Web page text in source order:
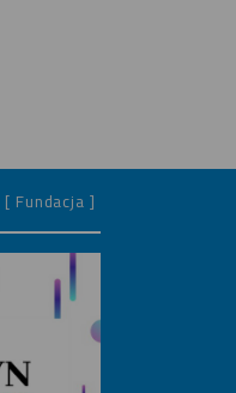
[ Fundacja ]